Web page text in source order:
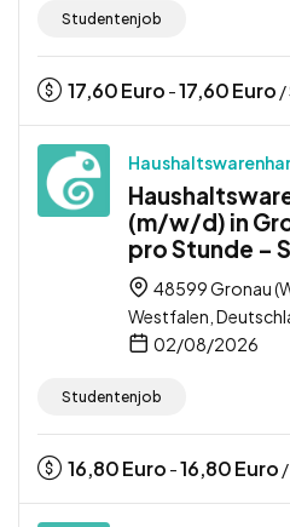
Studentenjob
17,60Euro -17,60Euro /
(m/w/d) in
pro Stunde –
48599 Gronau
Westfalen,
02/08/2026
Studentenjob
16,80Euro -16,80Euro